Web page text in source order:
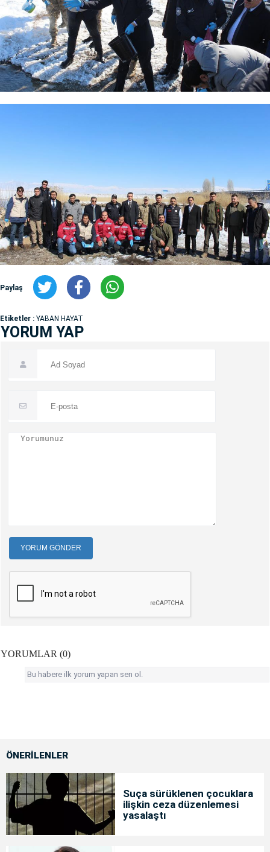
Paylaş
Etiketler : YABAN HAYAT
YORUM YAP
YORUM GÖNDER
YORUMLAR (0)
Bu habere ilk yorum yapan sen ol.
ÖNERİLENLER
Suça sürüklenen çocuklara
ilişkin ceza düzenlemesi
yasalaştı